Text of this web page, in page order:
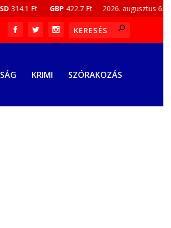
Ft GBP 422.7 Ft 2026. augusztus 6.,
KRIMI SZÓRAKOZÁS